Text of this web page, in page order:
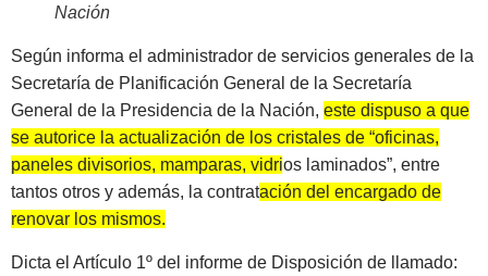
Nación
Según informa el administrador de servicios generales de la
Secretaría de Planificación General de la Secretaría
General de la Presidencia de la Nación, este dispuso a que
se autorice la actualización de los cristales de “oficinas,
paneles divisorios, mamparas, vidrios laminados”, entre
tantos otros y además, la contratación del encargado de
renovar los mismos.
Dicta el Artículo 1º del informe de Disposición de llamado: